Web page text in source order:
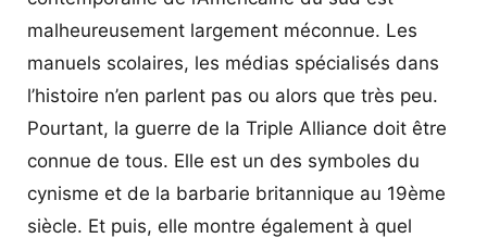
malheureusement largement méconnue. Les
manuels scolaires, les médias spécialisés dans
l’histoire n’en parlent pas ou alors que très peu.
Pourtant, la guerre de la Triple Alliance doit être
connue de tous. Elle est un des symboles du
cynisme et de la barbarie britannique au 19ème
siècle. Et puis, elle montre également à quel